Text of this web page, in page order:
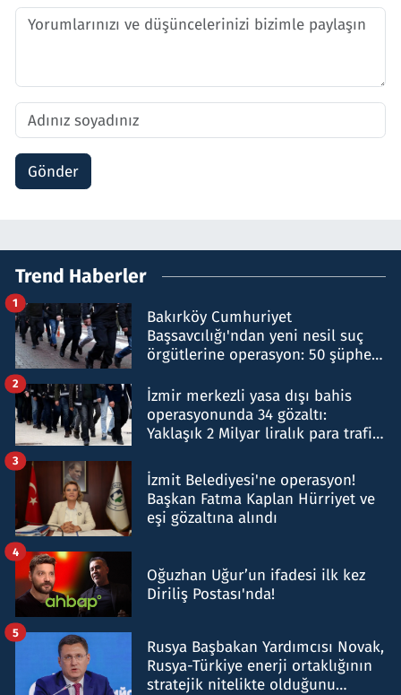
Gönder
Trend Haberler
Bakırköy Cumhuriyet
Başsavcılığı'ndan yeni nesil suç
örgütlerine operasyon: 50 şüpheli
1
İzmir merkezli yasa dışı bahis
operasyonunda 34 gözaltı:
Yaklaşık 2 Milyar liralık para trafiği
2
İzmit Belediyesi'ne operasyon!
Başkan Fatma Kaplan Hürriyet ve
eşi gözaltına alındı
3
Oğuzhan Uğur’un ifadesi ilk kez
Diriliş Postası'nda!
4
Rusya Başbakan Yardımcısı Novak,
Rusya-Türkiye enerji ortaklığının
stratejik nitelikte olduğunu
5